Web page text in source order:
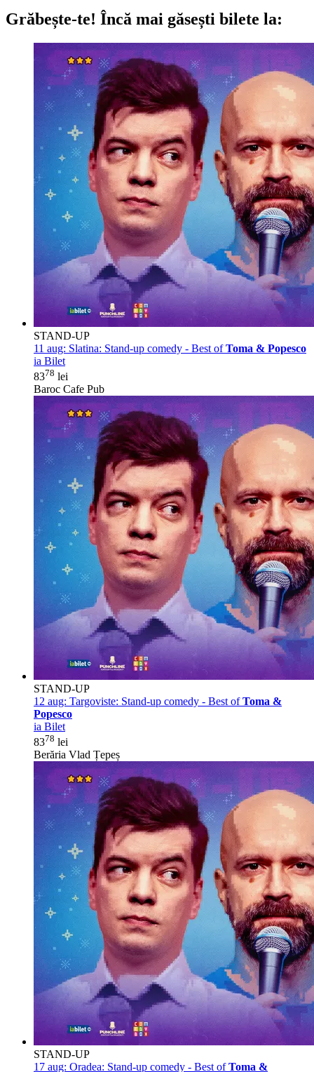
Grăbește-te! Încă mai găsești bilete la:
STAND-UP
11 aug: Slatina: Stand-up comedy - Best ofToma & Popesco
ia Bilet
8378 lei
Baroc Cafe Pub
STAND-UP
12 aug: Targoviste: Stand-up comedy - Best ofToma &
Popesco
ia Bilet
8378 lei
Berăria Vlad Țepeș
STAND-UP
17 aug: Oradea: Stand-up comedy - Best ofToma &